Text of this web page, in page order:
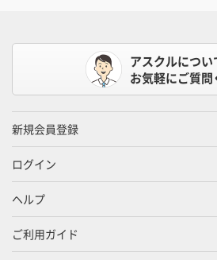
アスクルについ
お気軽にご質問
新規会員登録
ログイン
ヘルプ
ご利用ガイド